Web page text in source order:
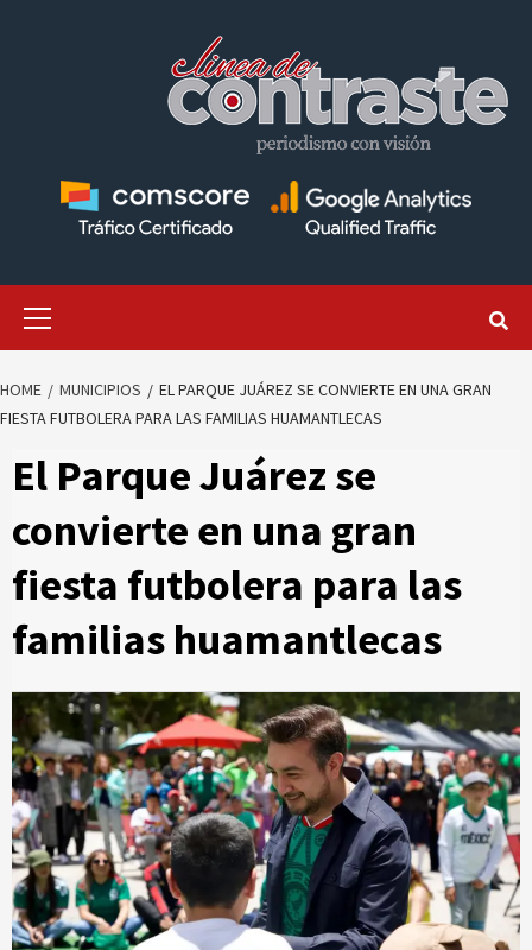
HOME MUNICIPIOS
EL PARQUE JUÁREZ SE CONVIERTE EN UNA GRAN
FIESTA FUTBOLERA PARA LAS FAMILIAS HUAMANTLECAS
El Parque Juárez se
convierte en una gran
fiesta futbolera para las
familias huamantlecas